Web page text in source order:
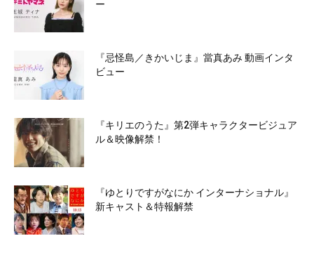
ー
『忌怪島／きかいじま』當真あみ 動画インタ
ビュー
『キリエのうた』第2弾キャラクタービジュア
ル＆映像解禁！
『ゆとりですがなにか インターナショナル』
新キャスト＆特報解禁